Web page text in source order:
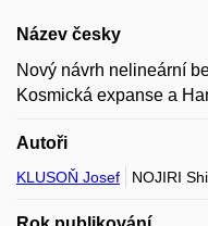
Název česky
Nový návrh nelineární
Kosmická expanse a
Autoři
KLUSOŇ Josef NOJIRI